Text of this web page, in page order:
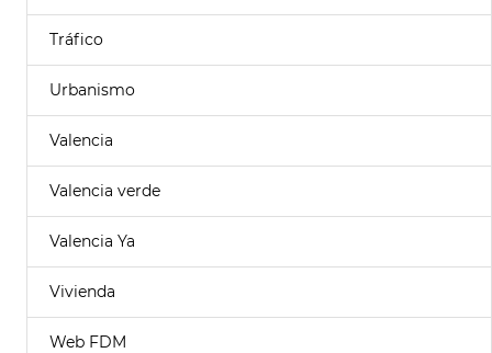
Tráfico
Urbanismo
Valencia
Valencia verde
Valencia Ya
Vivienda
Web FDM